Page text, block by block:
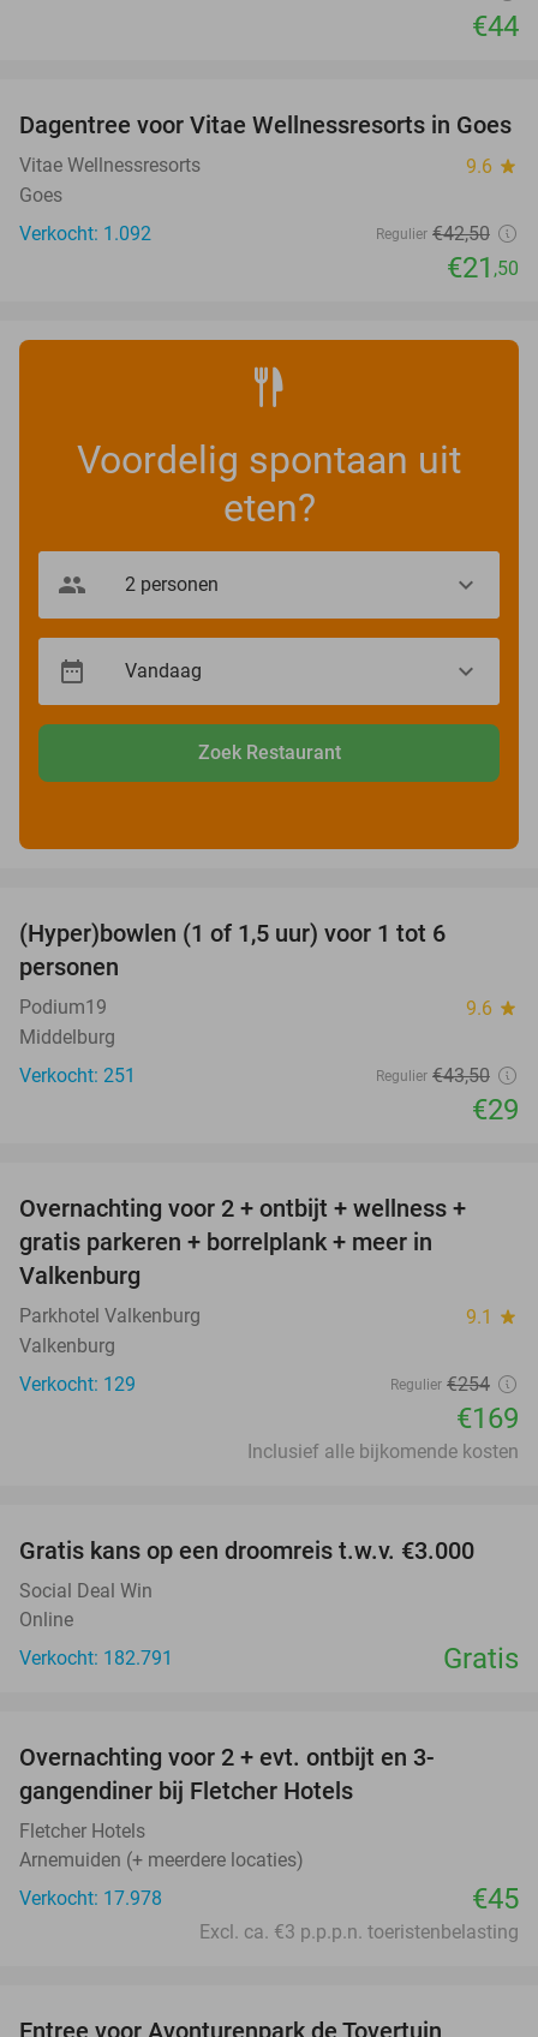
€44
49%
Dagentree voor Vitae Wellnessresorts in Goes
Vitae Wellnessresorts 9.6 star
Goes
Verkocht: 1.092
Regulier €42,50
€21 ,50
Voordelig spontaan uit
eten?
Zoek Restaurant
(Hyper)bowlen (1 of 1,5 uur) voor 1 tot 6
personen
Podium19 9.6 star
Middelburg
Verkocht: 251
Regulier €43,50
€29
33%
Overnachting voor 2 + ontbijt + wellness +
gratis parkeren + borrelplank + meer in
Valkenburg
Parkhotel Valkenburg 9.1 star
Valkenburg
Verkocht: 129
Regulier €254
€169
Inclusief alle bijkomende kosten
Gratis kans op een droomreis t.w.v. €3.000
Social Deal Win
Online
Verkocht: 182.791
Gratis
Overnachting voor 2 + evt. ontbijt en 3-
gangendiner bij Fletcher Hotels
Fletcher Hotels
Arnemuiden (+ meerdere locaties)
Verkocht: 17.978
€45
Excl. ca. €3 p.p.p.n. toeristenbelasting
Entree voor Avonturenpark de Tovertuin